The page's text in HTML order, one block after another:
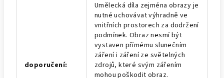
doporučení:
Umělecká díla zejména obrazy je
nutné uchovávat výhradně ve
vnitřních prostorech za dodržení
podmínek. Obraz nesmí být
vystaven přímému slunečním
záření i záření ze světelných
zdrojů, které svým zářením
mohou poškodit obraz.